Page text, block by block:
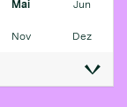
Mai Jun
Nov Dez